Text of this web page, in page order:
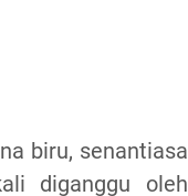
biru, senantiasa
diganggu oleh